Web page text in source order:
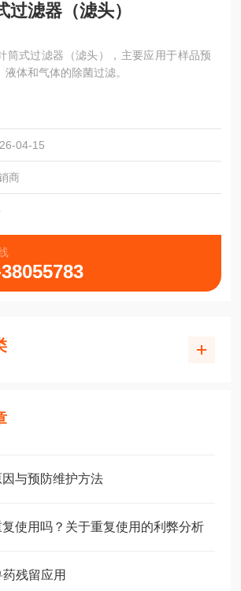
过滤器（滤头）
筒式过滤器（滤头），主要应用于样品预
体和气体的除菌过滤。
04-15
商
与预防维护方法
使用吗？关于重复使用的利弊分析
残留应用